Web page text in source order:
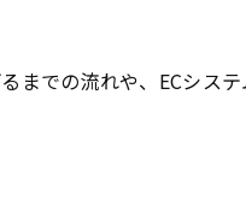
までの流れや、ECシス